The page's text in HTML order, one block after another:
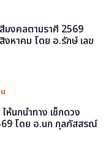
มงคลตามราศี 2569
งหาคม โดย อ.รักษ์ เลข
ห้นกนำทาง เช็กดวง
โดย อ.นก กุลภัสสรณ์